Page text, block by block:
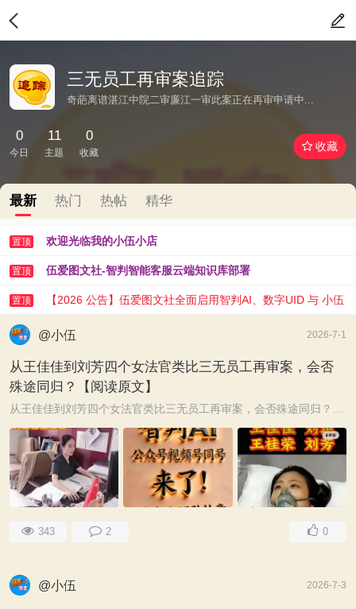
三无员工再审案追踪
奇葩离谱湛江中院二审廉江一审此案正在再审申请中...
0
今日
11
主题
0
收藏 收藏
最新 热门 热帖 精华
置顶 欢迎光临我的小伍小店
置顶 伍爱图文社-智判智能客服云端知识库部署
置顶 【2026 公告】伍爱图文社全面启用智判AI、数字UID 与 小伍
AI 助手@小伍 2026-7-1
从王佳佳到刘芳四个女法官类比三无员工再审案，会否
殊途同归？【阅读原文】
343 2 0
@小伍 2026-7-3